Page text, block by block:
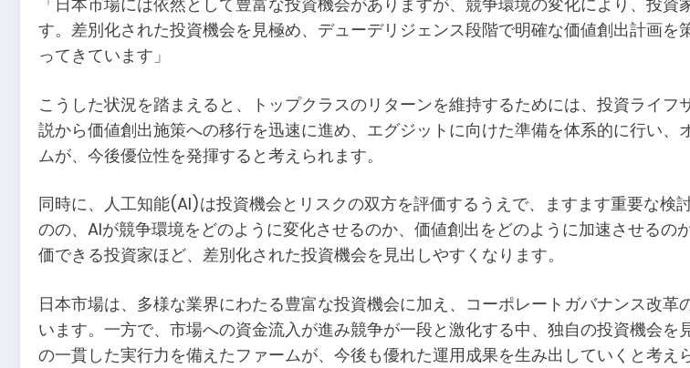
す。差別化された投資機会を見極め、デューデリジェンス段階で明確な価値創出計画
ってきています」
こうした状況を踏まえると、トップクラスのリターンを維持するためには、投資ライ
説から価値創出施策への移行を迅速に進め、エグジットに向けた準備を体系的に行い
ムが、今後優位性を発揮すると考えられます。
同時に、人工知能(AI)は投資機会とリスクの双方を評価するうえで、ますます重要な検
のの、AIが競争環境をどのように変化させるのか、価値創出をどのように加速させる
価できる投資家ほど、差別化された投資機会を見出しやすくなります。
日本市場は、多様な業界にわたる豊富な投資機会に加え、コーポレートガバナンス改
います。一方で、市場への資金流入が進み競争が一段と激化する中、独自の投資機会
の一貫した実行力を備えたファームが、今後も優れた運用成果を生み出していくと考え